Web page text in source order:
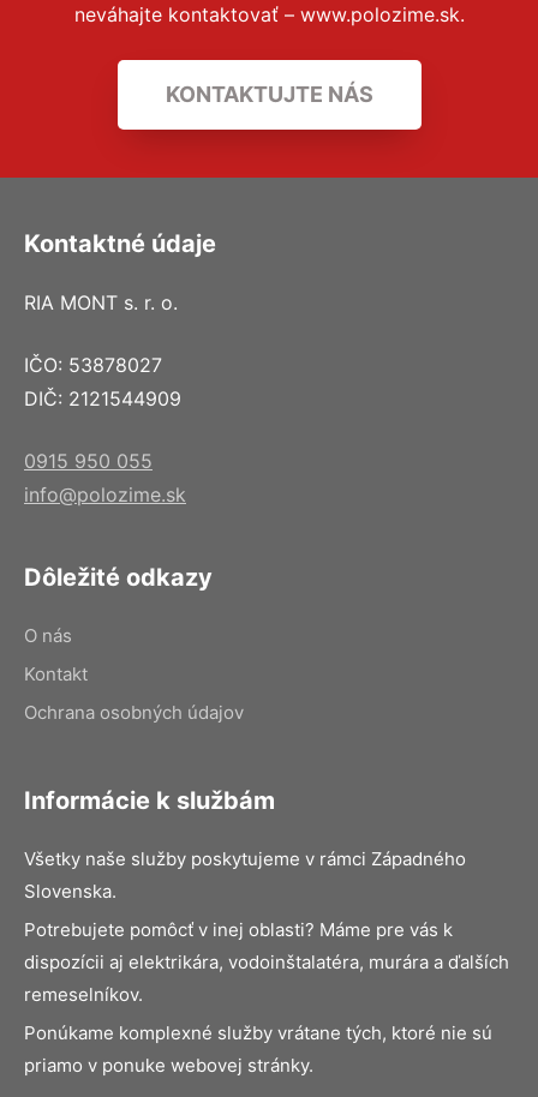
neváhajte kontaktovať – www.polozime.sk.
KONTAKTUJTE NÁS
Kontaktné údaje
RIA MONT s. r. o.
IČO: 53878027
DIČ: 2121544909
0915 950 055
info@polozime.sk
Dôležité odkazy
O nás
Kontakt
Ochrana osobných údajov
Informácie k službám
Všetky naše služby poskytujeme v rámci Západného
Slovenska.
Potrebujete pomôcť v inej oblasti? Máme pre vás k
dispozícii aj elektrikára, vodoinštalatéra, murára a ďalších
remeselníkov.
Ponúkame komplexné služby vrátane tých, ktoré nie sú
priamo v ponuke webovej stránky.